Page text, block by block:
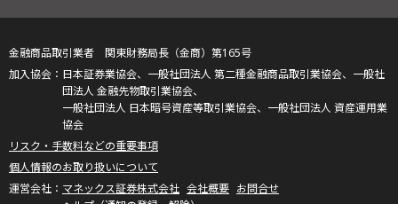
金融商品取引業者 関東財務局長（金商）第165号
日本証券業協会、一般社団法人 第二種金融商品取引業協会、一般社
団法人 金融先物取引業協会、
一般社団法人 日本暗号資産等取引業協会、一般社団法人 資産運用業
協会
リスク・手数料などの重要事項
個人情報のお取り扱いについて
マネックス証券株式会社 会社概要 お問合せ